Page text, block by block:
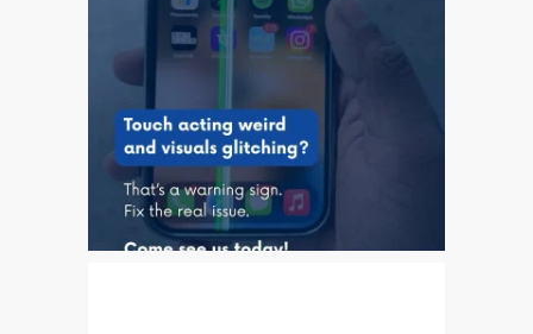
Neo
Ordinateurs Apple Mac
Pourquoi faire confiance à
Mac réparation avec votre
Apple?
Remplacement de la
batterie pour votre iPhone